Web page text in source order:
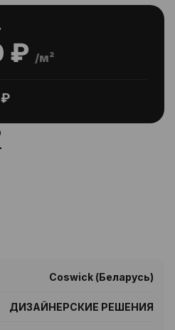
₽ /м²
Coswick (Беларусь)
ДИЗАЙНЕРСКИЕ РЕШЕНИЯ